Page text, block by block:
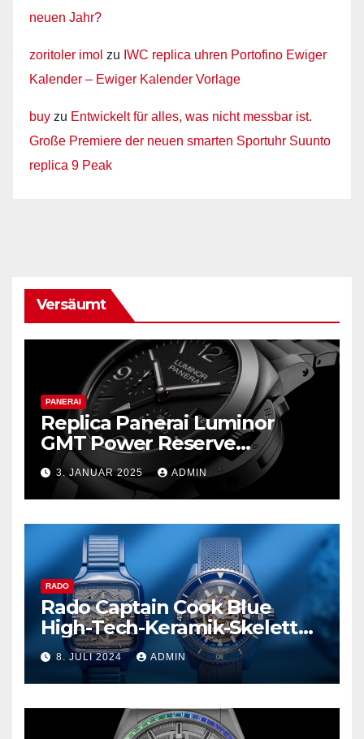
neuen Jahr?
zoritoler imol zu IWC replica uhren Portofino Ewiger
Kalender – Ewiger Kalender Vorlage
buy zu Entwickelt für alles, was nicht messbar ist.
Große Premiere der neuen smarten Sportuhr Suunto
replica 9 Peak
Versäumt
PANERAI
Replica Panerai Luminor
GMT Power Reserve
Ceramica und mehr
3. JANUAR 2025 ADMIN
RADO
Rado Captain Cook Blue
High-Tech-Keramik-Skelett
und mehr
8. JULI 2024 ADMIN